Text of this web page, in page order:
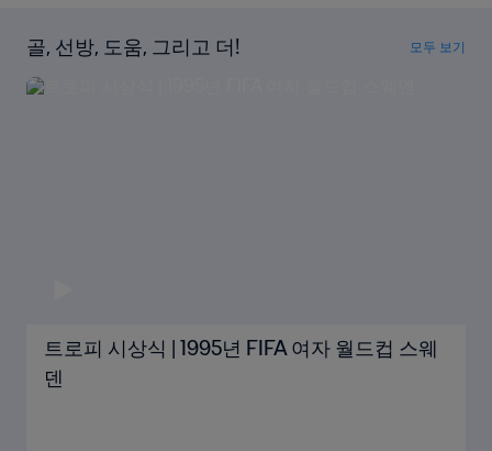
골, 선방, 도움, 그리고 더! 모두 보기
트로피 시상식 | 1995년 FIFA 여자 월드컵 스웨
덴